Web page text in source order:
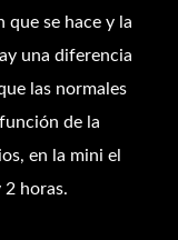
que se hace y la
una diferencia
las normales
de la
en la mini el
2 horas.